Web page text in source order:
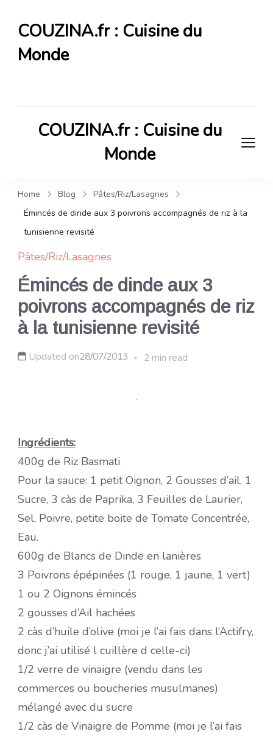
COUZINA.fr : Cuisine du
Monde
COUZINA.fr : Cuisine du
Monde
Home Blog
Pâtes/Riz/Lasagnes
Émincés de dinde aux 3 poivrons accompagnés de riz à la
tunisienne revisité
Pâtes/Riz/Lasagnes
Émincés de dinde aux 3
poivrons accompagnés de riz
à la tunisienne revisité
Updated on28/07/2013 2 min read
Ingrédients:
400g de Riz Basmati
Pour la sauce: 1 petit Oignon, 2 Gousses d’ail, 1
Sucre, 3 càs de Paprika, 3 Feuilles de Laurier,
Sel, Poivre, petite boite de Tomate Concentrée,
Eau.
600g de Blancs de Dinde en lanières
3 Poivrons épépinées (1 rouge, 1 jaune, 1 vert)
1 ou 2 Oignons émincés
2 gousses d’Ail hachées
2 càs d’huile d’olive (moi je l’ai fais dans l’Actifry,
donc j’ai utilisé l cuillère d celle-ci)
1/2 verre de vinaigre (vendu dans les
commerces ou boucheries musulmanes)
mélangé avec du sucre
1/2 càs de Vinaigre de Pomme (moi je l’ai fais